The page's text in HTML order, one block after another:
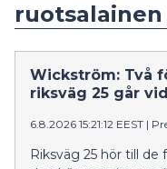
Wickström: Två
riksväg 25 går
6.8.2026 15:21:12 EEST |
Riksväg 25 hör till de